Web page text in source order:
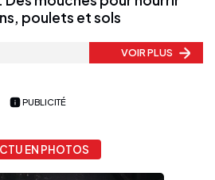
poulets et sols
VOIR PLUS
PUBLICITÉ
EN PHOTOS